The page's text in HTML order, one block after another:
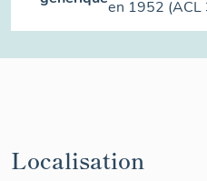
en 1952
Localisation